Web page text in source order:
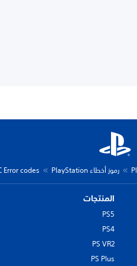
رموز أخطاء PlayStation Error codes
المنتجات
PS5
PS4
PS VR2
PS Plus